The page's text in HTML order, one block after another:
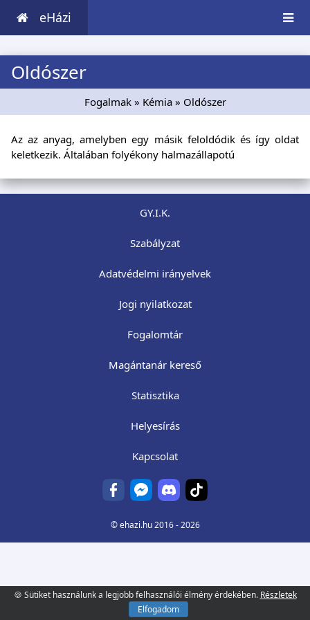
eHázi
Oldószer
Fogalmak » Kémia » Oldószer
Az az anyag, amelyben egy másik feloldódik és így oldat
keletkezik. Általában folyékony halmazállapotú
GY.I.K.
Szabályzat
Adatvédelmi irányelvek
Jogi nyilatkozat
Fogalomtár
Magántanár kereső
Statisztika
Helyesírás
Kapcsolat
©ehazi.hu2016 - 2026
🍪 Sütiket használunk a legjobb felhasználói élmény érdekében. Részletek
Elfogadom